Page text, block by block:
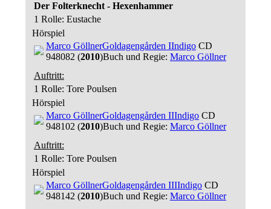
Der Folterknecht - Hexenhammer
1 Rolle: Eustache
Hörspiel
Marco GöllnerGoldagengården IIndigoCD
948082 (2010)Buch und Regie: Marco Göllner
Auftritt:
1 Rolle: Tore Poulsen
Hörspiel
Marco GöllnerGoldagengården IIIndigoCD
948102 (2010)Buch und Regie: Marco Göllner
Auftritt:
1 Rolle: Tore Poulsen
Hörspiel
Marco GöllnerGoldagengården IIIIndigoCD
948142 (2010)Buch und Regie: Marco Göllner